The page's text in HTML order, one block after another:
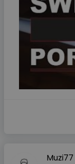
Muzi77